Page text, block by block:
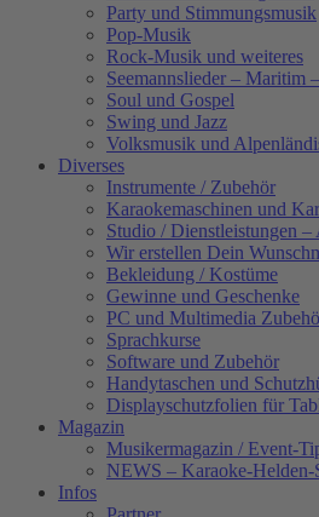
Party und Stimmungsmusik
Pop-Musik
Rock-Musik und weiteres
Seemannslieder – Maritim
Soul und Gospel
Swing und Jazz
Volksmusik und
Diverses
Instrumente / Zubehör
Karaokemaschinen und
Studio / Dienstleistungen –
Wir erstellen Dein
Bekleidung / Kostüme
Gewinne und Geschenke
PC und Multimedia
Sprachkurse
Software und Zubehör
Handytaschen und
Displayschutzfolien für
Magazin
Musikermagazin / Event-
NEWS – Karaoke-
Infos